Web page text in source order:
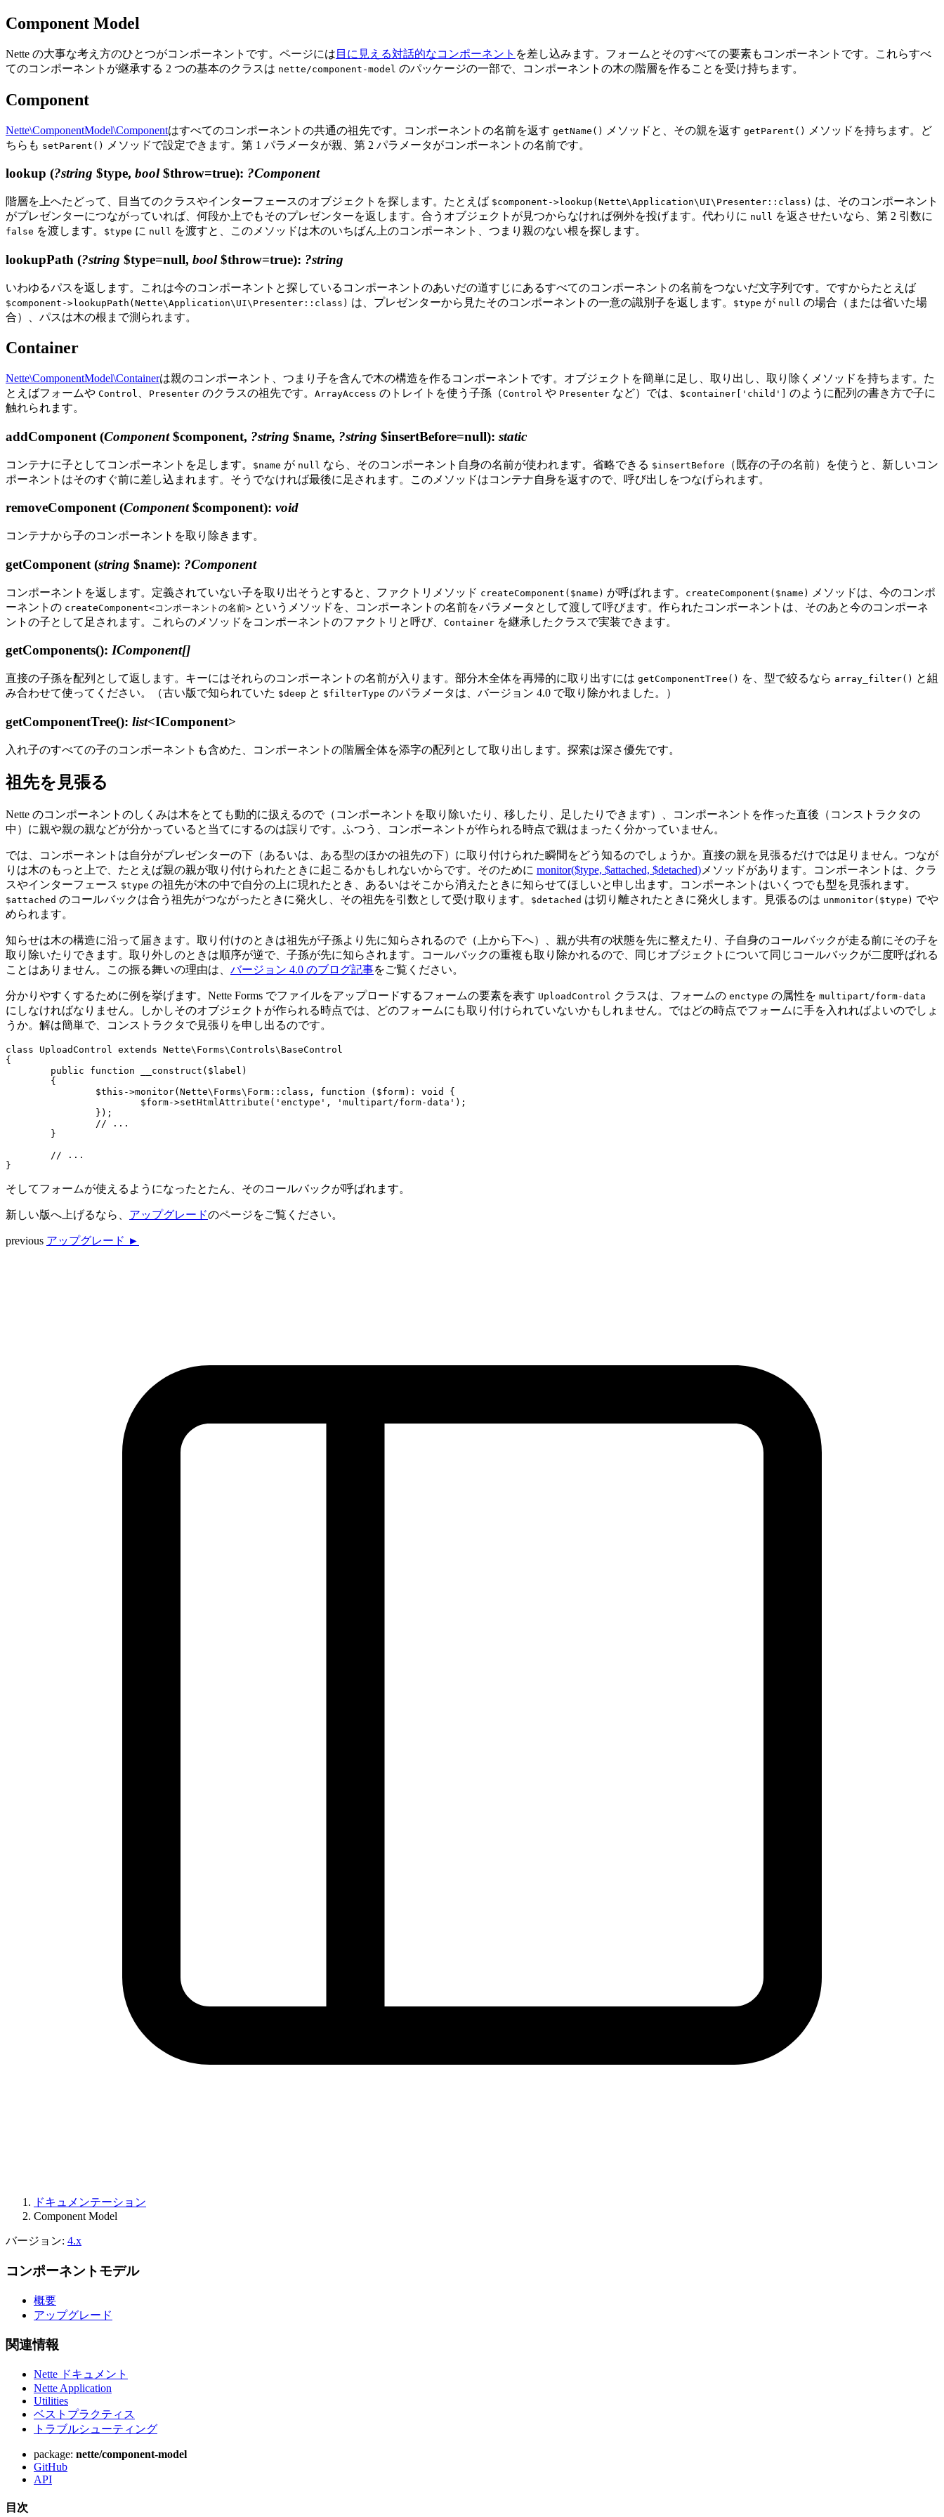
Component Model
Nette の大事な考え方のひとつがコンポーネントです。ページには 目に見える対話的なコンポーネント を差し込みます。フォームとそのすべての要素もコンポーネントです。これらすべ
てのコンポーネントが継承する 2 つの基本のクラスは nette/component-model のパッケージの一部で、コンポーネントの木の階層を作ることを受け持ちます。
Component
Nette\ComponentModel\Componentはすべてのコンポーネントの共通の祖先です。コンポーネントの名前を返す getName() メソッドと、その親を返す getParent()
メソッドを持ちます。ど
ちらも setParent() メソッドで設定できます。第 1 パラメータが親、第 2 パラメータがコンポーネントの名前です。
lookup (?string $type, bool$throw=true): ?Component
階層を上へたどって、目当てのクラスやインターフェースのオブジェクトを探します。たとえば $component->lookup(Nette\Application\UI\Presenter::class) は、そのコンポーネント
がプレゼンターにつながっていれば、何段か上でもそのプレゼンターを返します。合うオブジェクトが見つからなければ例外を投げます。代わりに null を返させたいなら、第 2 引数に
false を渡します。 $type に null を渡すと、このメソッドは木のいちばん上のコンポーネント、つまり親のない根を探します。
lookupPath (?string $type=null, bool$throw=true): ?string
いわゆるパスを返します。これは今のコンポーネントと探しているコンポーネントのあいだの道すじにあるすべてのコンポーネントの名前をつないだ文字列です。ですからたとえば
$component->lookupPath(Nette\Application\UI\Presenter::class) は、プレゼンターから見たそのコンポーネントの一意の識別子を返します。 $type が null の場合（または省いた場
合）、パスは木の根まで測られます。
Container
Nette\ComponentModel\Containerは親のコンポーネント、つまり子を含んで木の構造を作るコンポーネントです。オブジェクトを簡単に足し、取り出し、取り除くメソッドを持ちます。た
とえばフォームや Control Presenter のクラスの祖先です。 ArrayAccess のトレイトを使う子孫（Control や Presenter など）では、 $container['child']
のように配列の書き方で子に
触れられます。
addComponent (Component$component, ?string $name, ?string $insertBefore=null): static
コンテナに子としてコンポーネントを足します。 $name が null なら、そのコンポーネント自身の名前が使われます。省略できる $insertBefore
（既存の子の名前）を使うと、新しいコン
ポーネントはそのすぐ前に差し込まれます。そうでなければ最後に足されます。このメソッドはコンテナ自身を返すので、呼び出しをつなげられます。
removeComponent(Component$component): void
コンテナから子のコンポーネントを取り除きます。
getComponent (string $name): ?Component
コンポーネントを返します。定義されていない子を取り出そうとすると、ファクトリメソッド createComponent($name) が呼ばれます。 createComponent($name)
メソッドは、今のコンポ
ーネントの createComponent<コンポーネントの名前> というメソッドを、コンポーネントの名前をパラメータとして渡して呼びます。作られたコンポーネントは、そのあと今のコンポーネ
ントの子として足されます。これらのメソッドをコンポーネントのファクトリと呼び、 Container を継承したクラスで実装できます。
getComponents(): IComponent[]
直接の子孫を配列として返します。キーにはそれらのコンポーネントの名前が入ります。部分木全体を再帰的に取り出すには getComponentTree() を、型で絞るなら array_filter() と組
み合わせて使ってください。（古い版で知られていた $deep と $filterType のパラメータは、バージョン 4.0 で取り除かれました。）
getComponentTree(): list<IComponent>
入れ子のすべての子のコンポーネントも含めた、コンポーネントの階層全体を添字の配列として取り出します。探索は深さ優先です。
祖先を見張る
Nette のコンポーネントのしくみは木をとても動的に扱えるので（コンポーネントを取り除いたり、移したり、足したりできます）、コンポーネントを作った直後（コンストラクタの
中）に親や親の親などが分かっていると当てにするのは誤りです。ふつう、コンポーネントが作られる時点で親はまったく分かっていません。
では、コンポーネントは自分がプレゼンターの下（あるいは、ある型のほかの祖先の下）に取り付けられた瞬間をどう知るのでしょうか。直接の親を見張るだけでは足りません。つなが
りは木のもっと上で、たとえば親の親が取り付けられたときに起こるかもしれないからです。そのために monitor($type, $attached, $detached) メソッドがあります。コンポーネントは、クラ
スやインターフェース $type の祖先が木の中で自分の上に現れたとき、あるいはそこから消えたときに知らせてほしいと申し出ます。コンポーネントはいくつでも型を見張れます。
$attached のコールバックは合う祖先がつながったときに発火し、その祖先を引数として受け取ります。 $detached は切り離されたときに発火します。見張るのは unmonitor($type) でや
められます。
知らせは木の構造に沿って届きます。取り付けのときは祖先が子孫より先に知らされるので（上から下へ）、親が共有の状態を先に整えたり、子自身のコールバックが走る前にその子を
取り除いたりできます。取り外しのときは順序が逆で、子孫が先に知らされます。コールバックの重複も取り除かれるので、同じオブジェクトについて同じコールバックが二度呼ばれる
ことはありません。この振る舞いの理由は、 バージョン 4.0 のブログ記事をご覧ください。
分かりやすくするために例を挙げます。Nette Forms でファイルをアップロードするフォームの要素を表す UploadControl クラスは、フォームの enctype の属性を multipart/form-data
にしなければなりません。しかしそのオブジェクトが作られる時点では、どのフォームにも取り付けられていないかもしれません。ではどの時点でフォームに手を入れればよいのでしょ
うか。解は簡単で、コンストラクタで見張りを申し出るのです。
class UploadControl extends Nette\Forms\Controls\BaseControl
{
そしてフォームが使えるようになったとたん、そのコールバックが呼ばれます。
新しい版へ上げるなら、 アップグレードのページをご覧ください。
previous アップグレード ►
ドキュメンテーション
Component Model
バージョン: 4.x
コンポーネントモデル
概要
アップグレード
関連情報
Nette ドキュメント
Nette Application
Utilities
ベストプラクティス
トラブルシューティング
package: nette/component-model
GitHub
API
目次